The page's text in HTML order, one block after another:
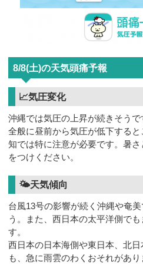
8/8(土)の天気頭痛予報
📈気圧変化
沖縄では気圧の上昇が続きそうで
全般に昼前から気圧が低下する
知では特に注意が必要です。暑
をつけください。
🌤天気傾向
台風13号の影響が続く沖縄や奄
う。また、西日本の太平洋側で
す。
西日本の日本海側や東日本、北
も、急に雨雲のわくおそれがあり